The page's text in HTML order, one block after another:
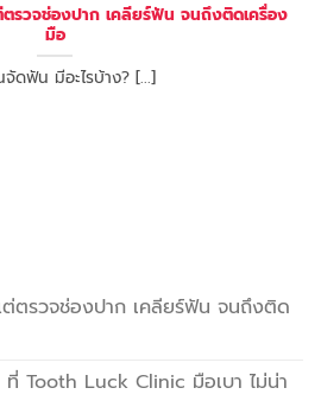
วจช่องปาก เคลียร์ฟัน จนถึงติดเครื่อง
มือ
ดฟัน มีอะไรบ้าง? [...]
ตรวจช่องปาก เคลียร์ฟัน จนถึงติด
Tooth Luck Clinic มือเบา ไม่น่า